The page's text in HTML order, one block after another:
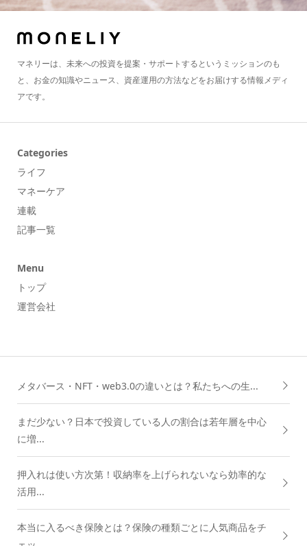
マネリーは、未来への投資を提案・サポートするというミッションのも
と、お金の知識やニュース、資産運用の方法などをお届けする情報メディ
アです。
Categories
ライフ
マネーケア
連載
記事一覧
Menu
トップ
運営会社
メタバース・NFT・web3.0の違いとは？私たちへの生...
まだ少ない？日本で投資している人の割合は若年層を中心
に増...
押入れは使い方次第！収納率を上げられないなら効率的な
活用...
本当に入るべき保険とは？保険の種類ごとに人気商品をチ